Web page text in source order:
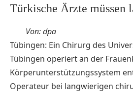
Türkische Ärzte müssen
Von: dpa
Tübingen: Ein Chirurg des
Tübingen operiert an der
Körperunterstützungssystem
Operateur bei langwierigen